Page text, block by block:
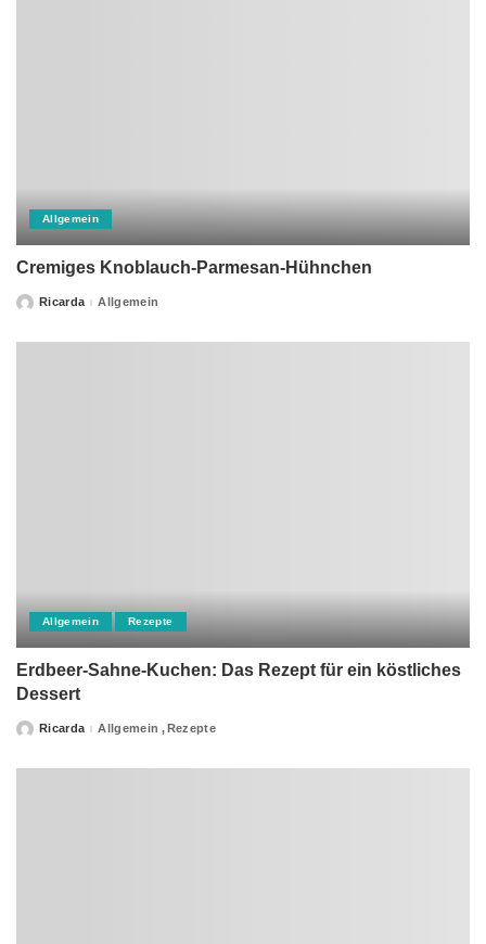
Allgemein
Cremiges Knoblauch-Parmesan-Hühnchen
PostedRicarda Allgemein
Allgemein Rezepte
Erdbeer-Sahne-Kuchen: Das Rezept für ein köstliches
Dessert
PostedRicarda Allgemein Rezepte